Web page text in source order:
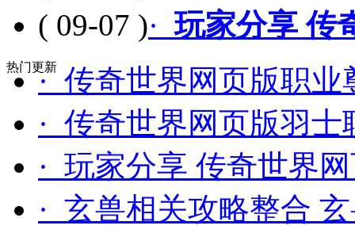
( 09-07 )·玩家分享 传
热门更新· 传奇世界网页版职业
· 传奇世界网页版羽
· 玩家分享 传奇世界
· 玄兽相关攻略整合